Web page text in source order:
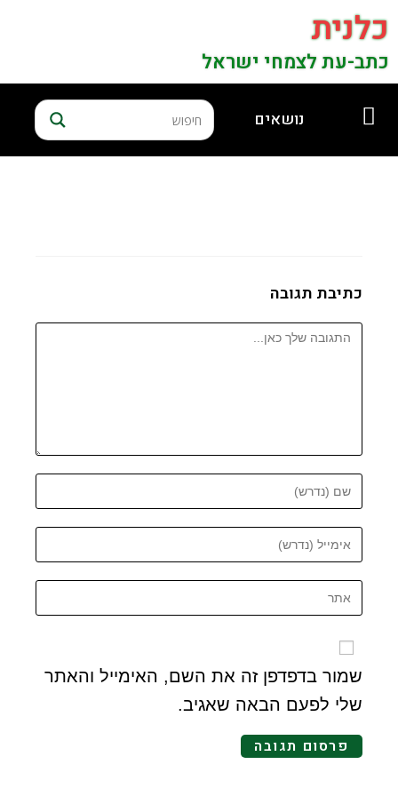
כלנית
כתב-עת לצמחי ישראל
נושאים
כתיבת תגובה
שמור בדפדפן זה את השם, האימייל והאתר
שלי לפעם הבאה שאגיב.